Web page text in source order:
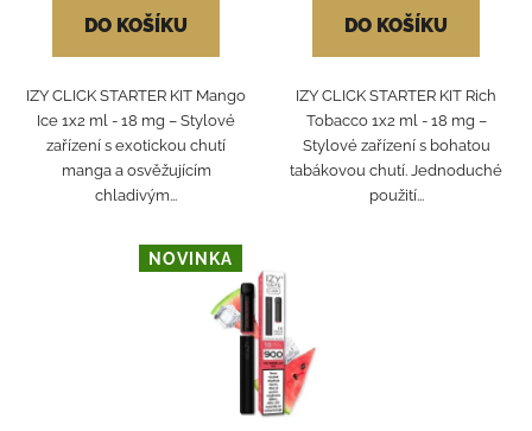
DO KOŠÍKU
IZY CLICK STARTER KIT Mango
Ice 1x2 ml - 18 mg – Stylové
zařízení s exotickou chutí
manga a osvěžujícím
chladivým...
DO KOŠÍKU
IZY CLICK STARTER KIT Rich
Tobacco 1x2 ml - 18 mg –
Stylové zařízení s bohatou
tabákovou chutí. Jednoduché
použití...
NOVINKA